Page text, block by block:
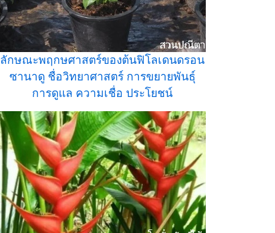
ลักษณะพฤกษศาสตร์ของต้นฟิโลเดนดรอน
ซานาดู ชื่อวิทยาศาสตร์ การขยายพันธุ์
การดูแล ความเชื่อ ประโยชน์